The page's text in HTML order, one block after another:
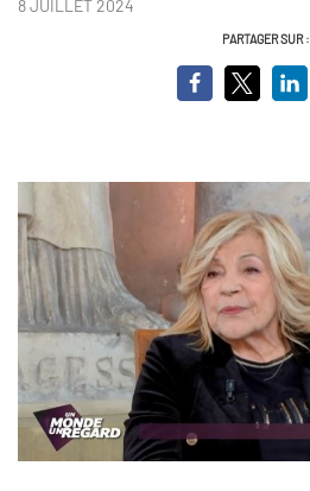
8 JUILLET 2024
PARTAGER SUR :